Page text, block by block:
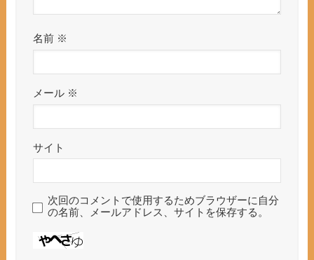
名前 ※
メール ※
サイト
次回のコメントで使用するためブラウザーに自分
の名前、メールアドレス、サイトを保存する。